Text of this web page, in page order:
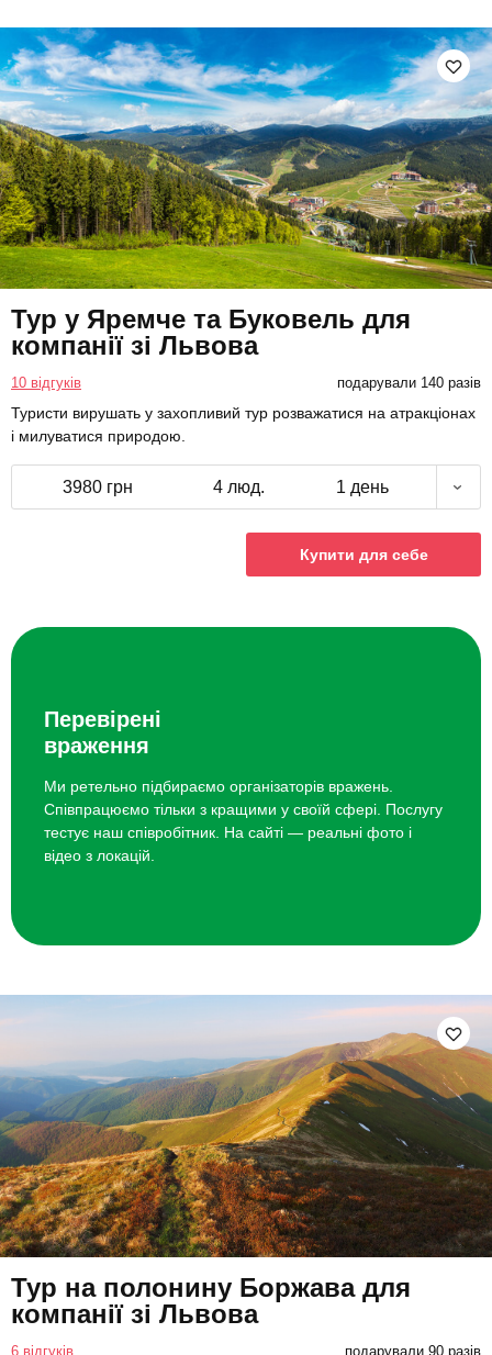
Тур у Яремче та Буковель для
компанії зі Львова
10 відгуків подарували 140 разів
Туристи вирушать у захопливий тур розважатися на атракціонах
і милуватися природою.
3980 грн 4 люд. 1 день
Купити для себе
Перевірені
враження
Ми ретельно підбираємо організаторів вражень.
Співпрацюємо тільки з кращими у своїй сфері. Послугу
тестує наш співробітник. На сайті — реальні фото і
відео з локацій.
Тур на полонину Боржава для
компанії зі Львова
6 відгуків подарували 90 разів